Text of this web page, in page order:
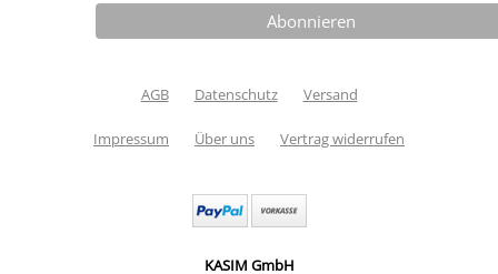
AGB Datenschutz Versand
Impressum Über uns Vertrag widerrufen
KASIM GmbH